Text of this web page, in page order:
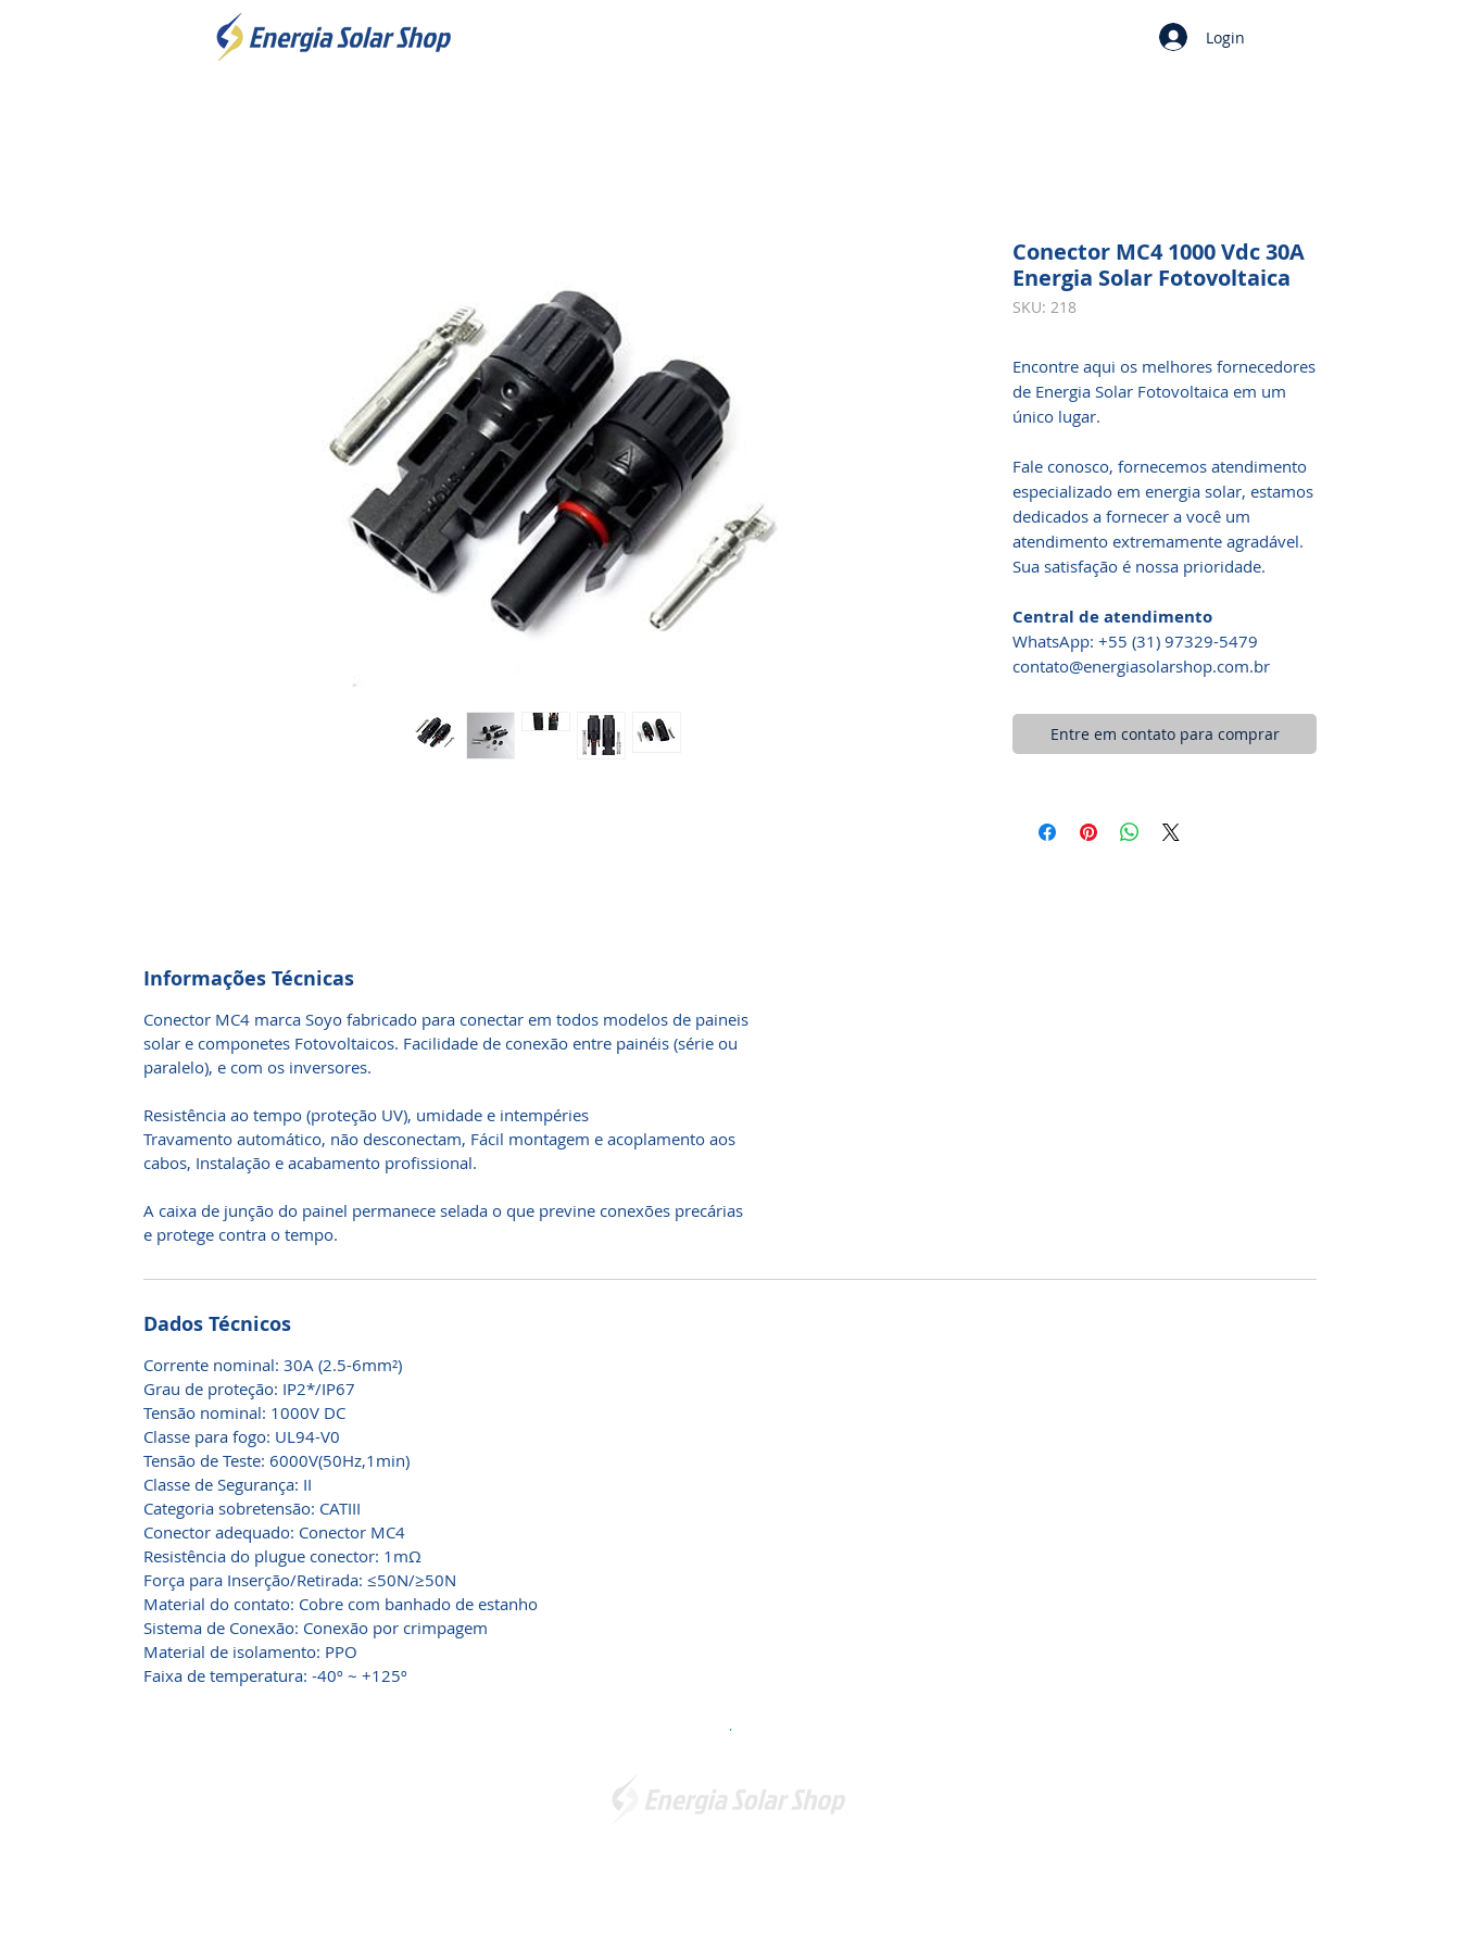
Login
Conector MC4 1000 Vdc 30A
Energia Solar Fotovoltaica
SKU: 218
Encontre aqui os melhores fornecedores
de Energia Solar Fotovoltaica em um
único lugar.
Fale conosco, fornecemos atendimento
especializado em energia solar, estamos
dedicados a fornecer a você um
atendimento extremamente agradável.
Sua satisfação é nossa prioridade.
Central de atendimento
WhatsApp: +55 (31) 97329-5479​
contato@energiasolarshop.com.br
Entre em contato para comprar
Informações Técnicas
Conector MC4 marca Soyo fabricado para conectar em todos modelos de paineis
solar e componetes Fotovoltaicos. Facilidade de conexão entre painéis (série ou
paralelo), e com os inversores.
Resistência ao tempo (proteção UV), umidade e intempéries
Travamento automático, não desconectam, Fácil montagem e acoplamento aos
cabos, Instalação e acabamento profissional.
A caixa de junção do painel permanece selada o que previne conexões precárias
e protege contra o tempo.
Dados Técnicos
Corrente nominal: 30A (2.5-6mm²)
Grau de proteção: IP2*/IP67
Tensão nominal: 1000V DC
Classe para fogo: UL94-V0
Tensão de Teste: 6000V(50Hz,1min)
Classe de Segurança: II
Categoria sobretensão: CATIII
Conector adequado: Conector MC4
Resistência do plugue conector: 1mΩ
Força para Inserção/Retirada: ≤50N/≥50N
Material do contato: Cobre com banhado de estanho
Sistema de Conexão: Conexão por crimpagem
Material de isolamento: PPO
Faixa de temperatura: -40º ~ +125º
.